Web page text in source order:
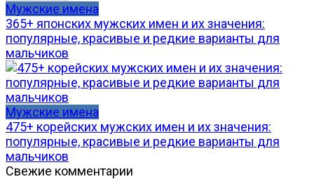
Мужские имена
365+ японских мужских имен и их значения:
популярные, красивые и редкие варианты для
мальчиков
Мужские имена
475+ корейских мужских имен и их значения:
популярные, красивые и редкие варианты для
мальчиков
Свежие комментарии